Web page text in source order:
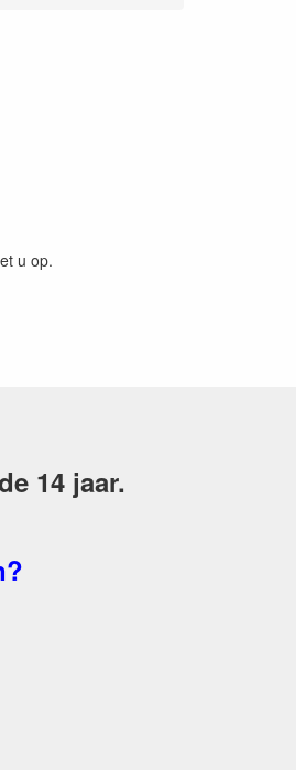
u op.
14 jaar.